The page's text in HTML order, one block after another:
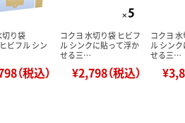
切り袋
ビフル シン
（税込）
コクヨ 水切り袋 ヒビフ
ル シンクに貼って浮か
せる三…
¥2,798（税込）
コクヨ
ル シン
せる三…